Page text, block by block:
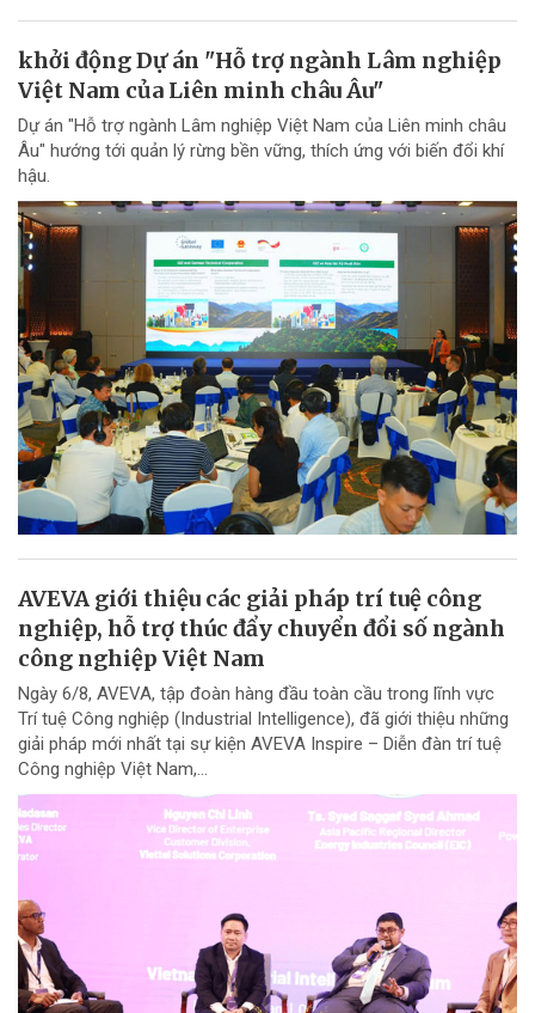
khởi động Dự án "Hỗ trợ ngành Lâm nghiệp
Việt Nam của Liên minh châu Âu"
Dự án "Hỗ trợ ngành Lâm nghiệp Việt Nam của Liên minh châu
Âu" hướng tới quản lý rừng bền vững, thích ứng với biến đổi khí
hậu.
AVEVA giới thiệu các giải pháp trí tuệ công
nghiệp, hỗ trợ thúc đẩy chuyển đổi số ngành
công nghiệp Việt Nam
Ngày 6/8, AVEVA, tập đoàn hàng đầu toàn cầu trong lĩnh vực
Trí tuệ Công nghiệp (Industrial Intelligence), đã giới thiệu những
giải pháp mới nhất tại sự kiện AVEVA Inspire – Diễn đàn trí tuệ
Công nghiệp Việt Nam,...